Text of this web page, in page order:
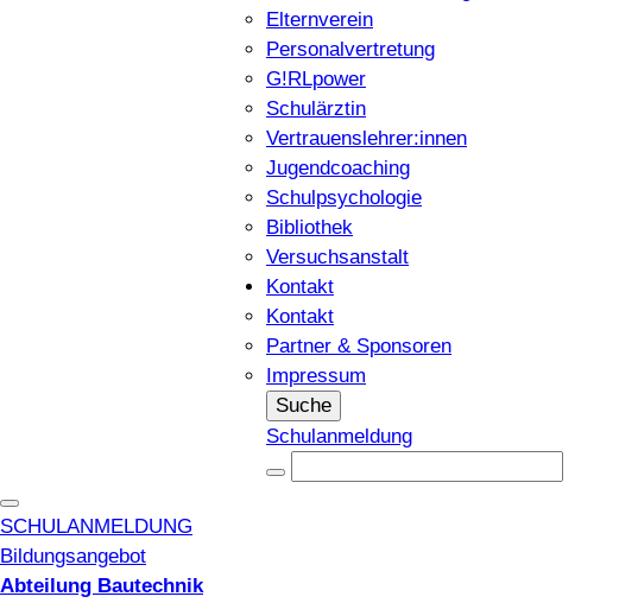
Elternverein
Personalvertretung
G!RLpower
Schulärztin
Vertrauenslehrer:innen
Jugendcoaching
Schulpsychologie
Bibliothek
Versuchsanstalt
Kontakt
Kontakt
Partner & Sponsoren
Impressum
Suche
Schulanmeldung
SCHULANMELDUNG
Bildungsangebot
Abteilung Bautechnik